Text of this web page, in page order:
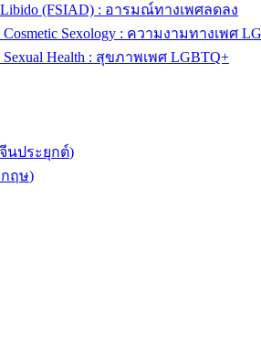
(FSIAD) : อารมณ์ทางเพศลดลง
Cosmetic Sexology : ความงามทางเพศ
Sexual Health : สุขภาพเพศ LGBTQ+
จีนประยุกต์)
ฤษ)